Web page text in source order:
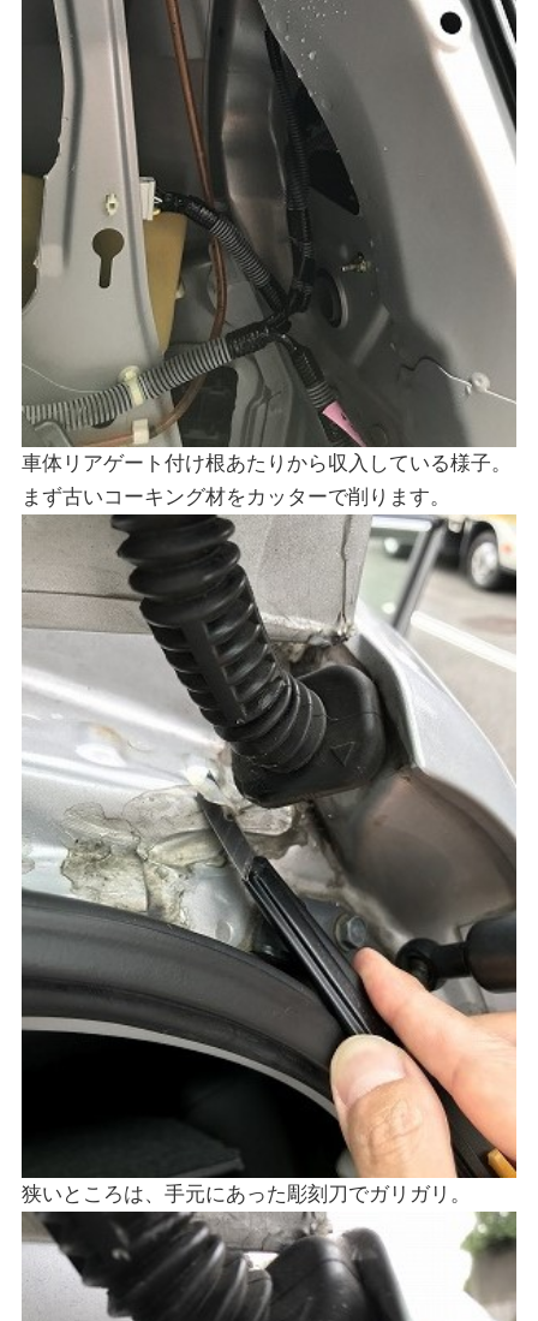
車体リアゲート付け根あたりから収入している様子。
まず古いコーキング材をカッターで削ります。
狭いところは、手元にあった彫刻刀でガリガリ。